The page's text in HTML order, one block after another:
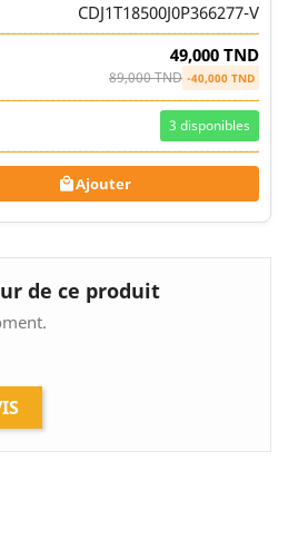
CDJ1T18500J0P366277-V
49,000 TND
89,000 TND -40,000 TND
3 disponibles
Ajouter
de ce produit